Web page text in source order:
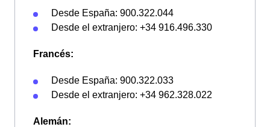
Desde España: 900.322.044
Desde el extranjero: +34 916.496.330
Francés:
Desde España: 900.322.033
Desde el extranjero: +34 962.328.022
Alemán: